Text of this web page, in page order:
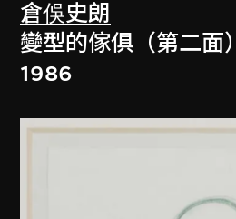
倉俁史朗
變型的傢俱（第二面）
1986